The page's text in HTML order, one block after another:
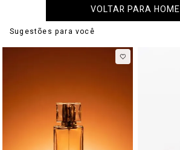
VOLTAR PARA HOME
Sugestões para você